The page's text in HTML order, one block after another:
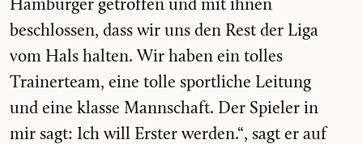
Hamburger getroffen und mit ihnen
beschlossen, dass wir uns den Rest der Liga
vom Hals halten. Wir haben ein tolles
Trainerteam, eine tolle sportliche Leitung
und eine klasse Mannschaft. Der Spieler in
mir sagt: Ich will Erster werden.“, sagt er auf